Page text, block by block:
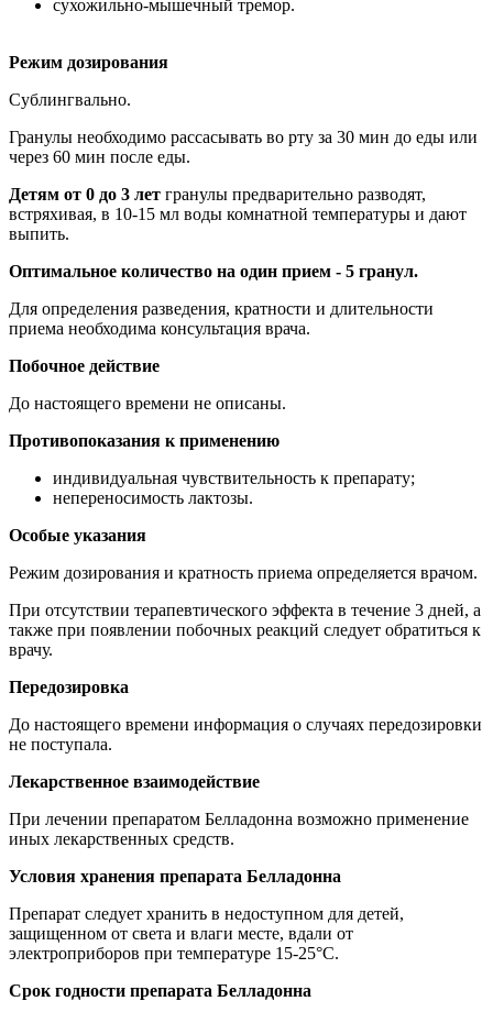
сухожильно-мышечный тремор.
Режим дозирования
Сублингвально.
Гранулы необходимо рассасывать во рту за 30 мин до еды или
через 60 мин после еды.
Детям от 0 до 3 лет гранулы предварительно разводят,
встряхивая, в 10-15 мл воды комнатной температуры и дают
выпить.
Оптимальное количество на один прием - 5 гранул.
Для определения разведения, кратности и длительности
приема необходима консультация врача.
Побочное действие
До настоящего времени не описаны.
Противопоказания к применению
индивидуальная чувствительность к препарату;
непереносимость лактозы.
Особые указания
Режим дозирования и кратность приема определяется врачом.
При отсутствии терапевтического эффекта в течение 3 дней, а
также при появлении побочных реакций следует обратиться к
врачу.
Передозировка
До настоящего времени информация о случаях передозировки
не поступала.
Лекарственное взаимодействие
При лечении препаратом Белладонна возможно применение
иных лекарственных средств.
Условия хранения препарата Белладонна
Препарат следует хранить в недоступном для детей,
защищенном от света и влаги месте, вдали от
электроприборов при температуре 15-25°C.
Срок годности препарата Белладонна